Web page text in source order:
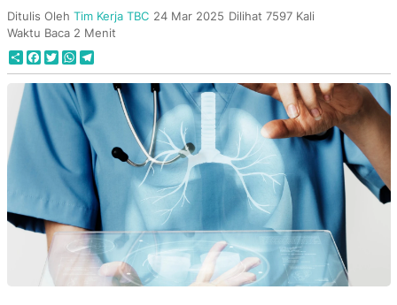
Ditulis Oleh Tim Kerja TBC 24 Mar 2025 Dilihat 7597 Kali
Waktu Baca 2 Menit
ShareFacebook
TwitterWhatsApp
Telegram